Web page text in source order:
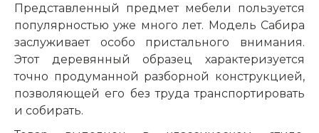
Представленный предмет мебели пользуется
популярностью уже много лет. Модель Сабира
заслуживает особо пристального внимания.
Этот деревянный образец характеризуется
точно продуманной разборной конструкцией,
позволяющей его без труда транспортировать
и собирать.